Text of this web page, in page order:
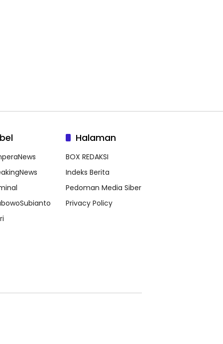
Halaman
BOX REDAKSI
Indeks Berita
Pedoman Media Siber
Privacy Policy